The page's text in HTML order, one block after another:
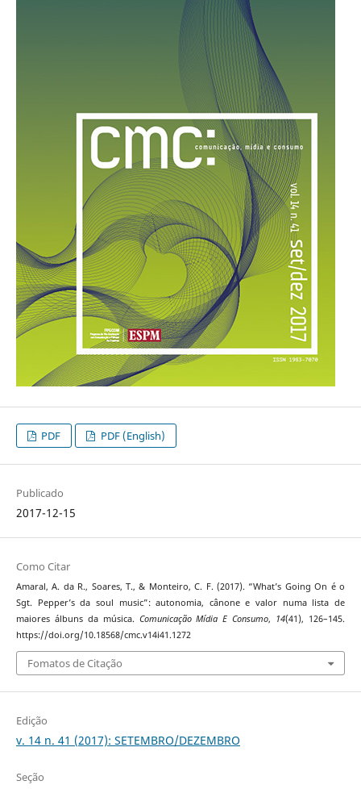
PDF PDF (English)
Publicado
2017-12-15
Como Citar
Amaral, A. da R., Soares, T., & Monteiro, C. F. (2017). “What’s Going On é o
Sgt. Pepper’s da soul music”: autonomia, cânone e valor numa lista de
maiores álbuns da música. Comunicação Mídia E Consumo, 14(41), 126–145.
https://doi.org/10.18568/cmc.v14i41.1272
Fomatos de Citação
Edição
v. 14 n. 41 (2017): SETEMBRO/DEZEMBRO
Seção